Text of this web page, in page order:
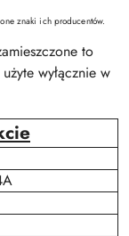
znaki ich producentów.
to
wyłącznie w